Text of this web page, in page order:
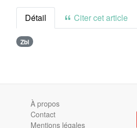
Détail Citer cet article
Zbl
À propos
Contact
Mentions légales